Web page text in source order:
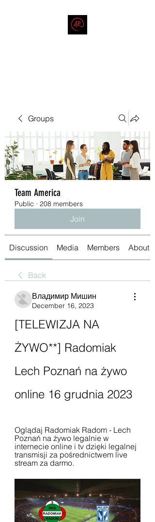
Groups
Team America
Public · 208 members
Join
Discussion Media Members About
Back
Владимир Мишин
December 16, 2023
[TELEWIZJA NA
ŻYWO**] Radomiak
Lech Poznań na żywo
online 16 grudnia 2023
Oglądaj Radomiak Radom - Lech
Poznań na żywo legalnie w
internecie online i tv dzięki legalnej
transmisji za pośrednictwem live
stream za darmo.